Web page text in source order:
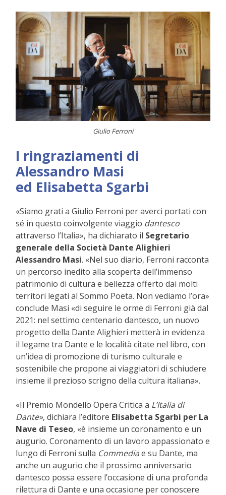
Giulio Ferroni
I ringraziamenti di
Alessandro Masi
ed Elisabetta Sgarbi
«Siamo grati a Giulio Ferroni per averci portati con
sé in questo coinvolgente viaggio dantesco
attraverso l’Italia», ha dichiarato il Segretario
generale della Società Dante Alighieri
Alessandro Masi. «Nel suo diario, Ferroni racconta
un percorso inedito alla scoperta dell’immenso
patrimonio di cultura e bellezza offerto dai molti
territori legati al Sommo Poeta. Non vediamo l’ora»
conclude Masi «di seguire le orme di Ferroni già dal
2021: nel settimo centenario dantesco, un nuovo
progetto della Dante Alighieri metterà in evidenza
il legame tra Dante e le località citate nel libro, con
un’idea di promozione di turismo culturale e
sostenibile che propone ai viaggiatori di schiudere
insieme il prezioso scrigno della cultura italiana».
«Il Premio Mondello Opera Critica a L’Italia di
Dante», dichiara l’editore Elisabetta Sgarbi per La
Nave di Teseo, «è insieme un coronamento e un
augurio. Coronamento di un lavoro appassionato e
lungo di Ferroni sulla Commediae su Dante, ma
anche un augurio che il prossimo anniversario
dantesco possa essere l’occasione di una profonda
rilettura di Dante e una occasione per conoscere